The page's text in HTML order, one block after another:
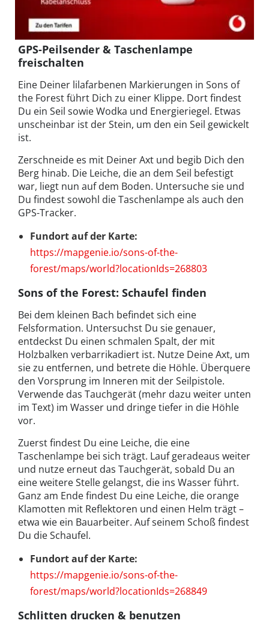
GPS-Peilsender & Taschenlampe
freischalten
Eine Deiner lilafarbenen Markierungen in Sons of
the Forest führt Dich zu einer Klippe. Dort findest
Du ein Seil sowie Wodka und Energieriegel. Etwas
unscheinbar ist der Stein, um den ein Seil gewickelt
ist.
Zerschneide es mit Deiner Axt und begib Dich den
Berg hinab. Die Leiche, die an dem Seil befestigt
war, liegt nun auf dem Boden. Untersuche sie und
Du findest sowohl die Taschenlampe als auch den
GPS-Tracker.
Fundort auf der Karte:
https://mapgenie.io/sons-of-the-
forest/maps/world?locationIds=268803
Sons of the Forest: Schaufel finden
Bei dem kleinen Bach befindet sich eine
Felsformation. Untersuchst Du sie genauer,
entdeckst Du einen schmalen Spalt, der mit
Holzbalken verbarrikadiert ist. Nutze Deine Axt, um
sie zu entfernen, und betrete die Höhle. Überquere
den Vorsprung im Inneren mit der Seilpistole.
Verwende das Tauchgerät (mehr dazu weiter unten
im Text) im Wasser und dringe tiefer in die Höhle
vor.
Zuerst findest Du eine Leiche, die eine
Taschenlampe bei sich trägt. Lauf geradeaus weiter
und nutze erneut das Tauchgerät, sobald Du an
eine weitere Stelle gelangst, die ins Wasser führt.
Ganz am Ende findest Du eine Leiche, die orange
Klamotten mit Reflektoren und einen Helm trägt –
etwa wie ein Bauarbeiter. Auf seinem Schoß findest
Du die Schaufel.
Fundort auf der Karte:
https://mapgenie.io/sons-of-the-
forest/maps/world?locationIds=268849
Schlitten drucken & benutzen